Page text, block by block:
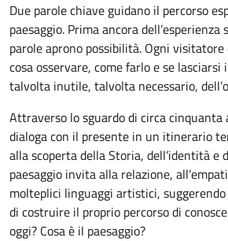
Due parole chiave guidano il percorso
paesaggio. Prima ancora
parole aprono possibilità. Ogni
cosa osservare, come farlo e se lasciarsi
talvolta inutile, talvolta necessario,
Attraverso lo sguardo di circa
dialoga con il presente in un itinerario
alla scoperta della Storia, dell’identità e
paesaggio invita alla relazione,
molteplici linguaggi artistici,
di costruire il proprio percorso di
oggi? Cosa è il paesaggio?